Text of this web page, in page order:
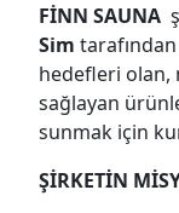
FİNN SAUNA
Sim
hedefleri olan,
sağlayan
sunmak için
ŞİRKETİN